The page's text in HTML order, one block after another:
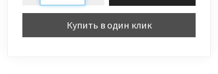
Купить в один клик